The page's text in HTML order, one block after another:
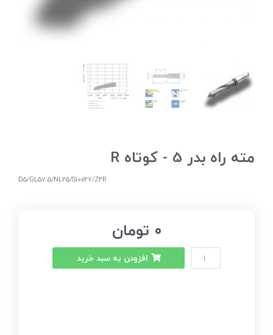
0 تومان
افزودن به سبد خرید
مته راه بدر 5 - کوتاه R
D5/GL57.5/NL25/S10x27/Z2R